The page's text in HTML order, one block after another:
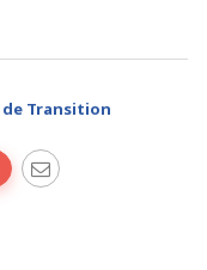
Transition